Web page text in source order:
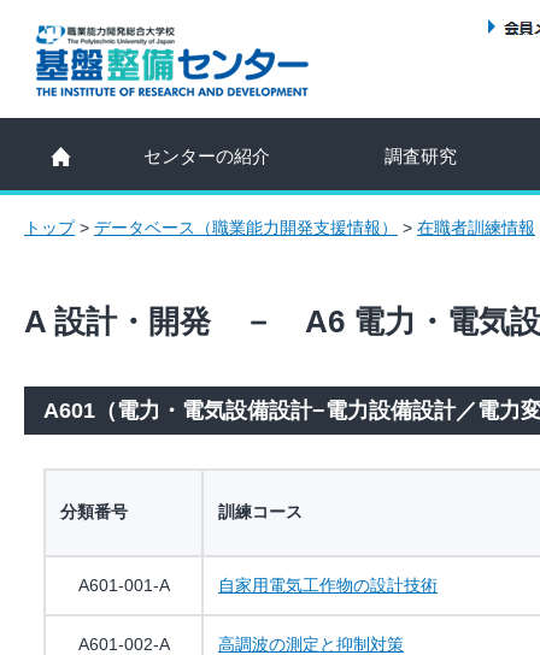
センターの紹介 調査研究
トップ> データベース（職業能力開発支援情報） > 在職者訓練情報
A 設計・開発 － A6 電力・電気
A601（電力・電気設備設計−電力設備設計／電力
分類番号 訓練コース
A601-001-A 自家用電気工作物の設計技術
A601-002-A 高調波の測定と抑制対策